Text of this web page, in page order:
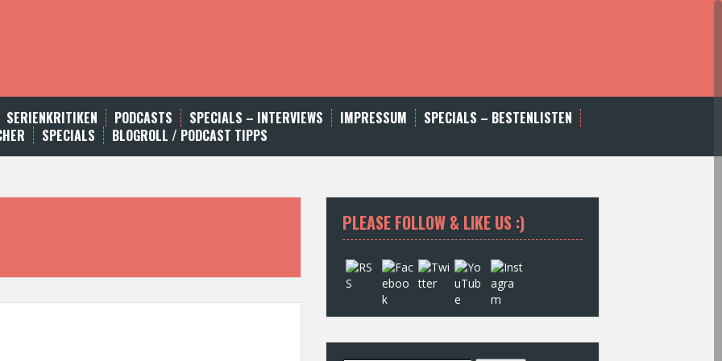
SERIENKRITIKEN PODCASTS SPECIALS – INTERVIEWS IMPRESSUM
SPECIALS – BESTENLISTEN
SPECIALS BLOGROLL / PODCAST TIPPS
PLEASE FOLLOW & LIKE US :)